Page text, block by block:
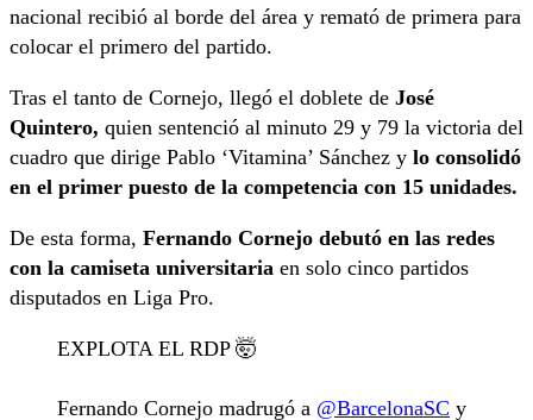
nacional recibió al borde del área y remató de primera para
colocar el primero del partido.
Tras el tanto de Cornejo, llegó el doblete de José
Quintero, quien sentenció al minuto 29 y 79 la victoria del
cuadro que dirige Pablo ‘Vitamina’ Sánchez y lo consolidó
en el primer puesto de la competencia con 15 unidades.
De esta forma, Fernando Cornejo debutó en las redes
con la camiseta universitaria en solo cinco partidos
disputados en Liga Pro.
EXPLOTA EL RDP 🤯
Fernando Cornejo madrugó a @BarcelonaSC y